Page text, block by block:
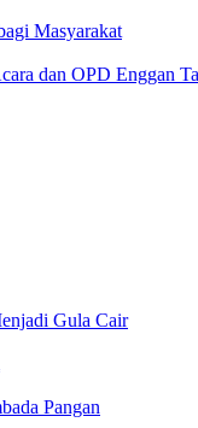
Masyarakat
dan OPD Enggan
Gula Cair
Pangan